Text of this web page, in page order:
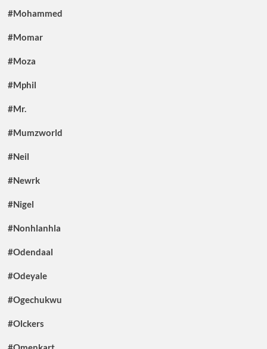
#Mohammed
#Momar
#Moza
#Mphil
#Mr.
#Mumzworld
#Neil
#Newrk
#Nigel
#Nonhlanhla
#Odendaal
#Odeyale
#Ogechukwu
#Olckers